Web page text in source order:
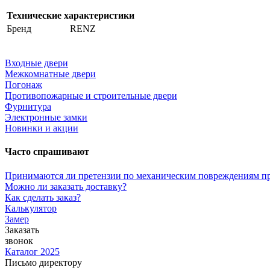
Технические характеристики
Бренд
RENZ
Входные двери
Межкомнатные двери
Погонаж
Противопожарные и строительные двери
Фурнитура
Электронные замки
Новинки и акции
Часто спрашивают
Принимаются ли претензии по механическим повреждениям
Можно ли заказать доставку?
Как сделать заказ?
Калькулятор
Замер
Заказать
звонок
Каталог 2025
Письмо директору